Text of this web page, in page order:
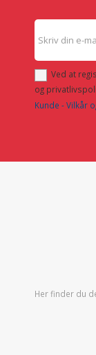
Ved at
og
Kunde - Vilkår
Her finder du